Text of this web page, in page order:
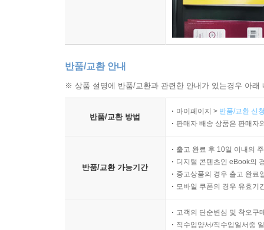
반품/교환 안내
※ 상품 설명에 반품/교환과 관련한 안내가 있는경우 아
반품/교환 방법
마이페이지 > 반품/교환 신
판매자 배송 상품은 판매자
반품/교환 가능기간
출고 완료 후 10일 이내의
디지털 콘텐츠인 eBook의
중고상품의 경우 출고 완료
모바일 쿠폰의 경우 유효기
고객의 단순변심 및 착오구
직수입양서/직수입일서중